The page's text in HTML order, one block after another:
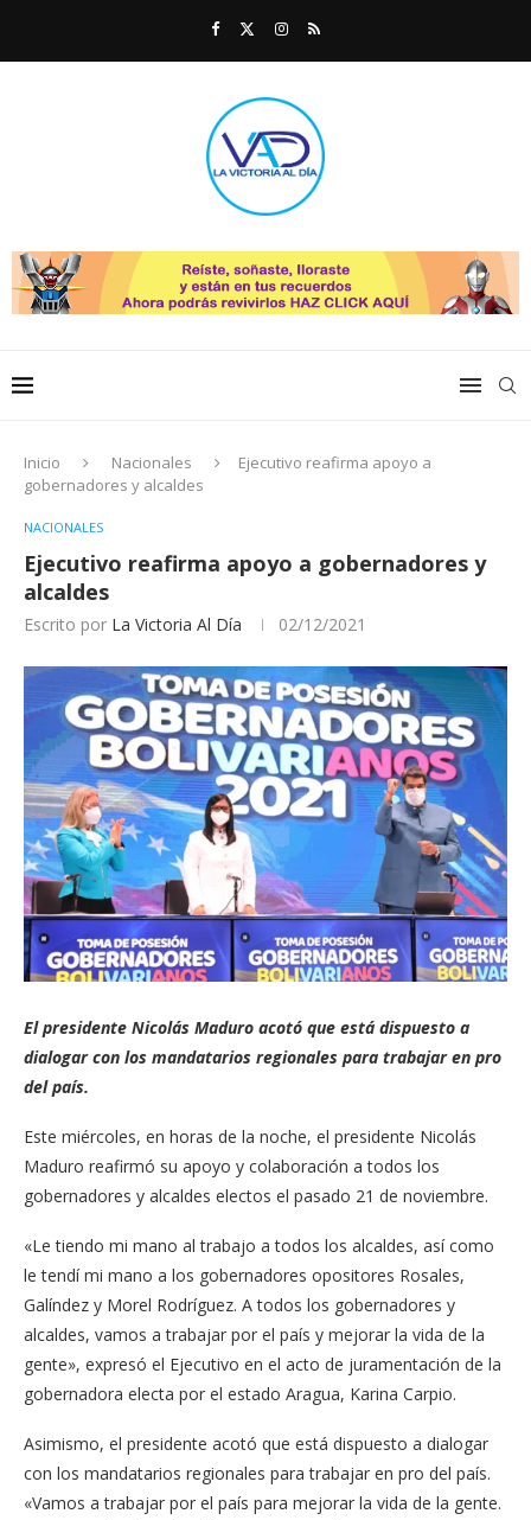
Inicio Nacionales
Ejecutivo reafirma apoyo a
gobernadores y alcaldes
NACIONALES
Ejecutivo reafirma apoyo a gobernadores y
alcaldes
Escrito por La Victoria Al Día 02/12/2021
El presidente Nicolás Maduro acotó que está dispuesto a
dialogar con los mandatarios regionales para trabajar en pro
del país.
Este miércoles, en horas de la noche, el presidente Nicolás
Maduro reafirmó su apoyo y colaboración a todos los
gobernadores y alcaldes electos el pasado 21 de noviembre.
«Le tiendo mi mano al trabajo a todos los alcaldes, así como
le tendí mi mano a los gobernadores opositores Rosales,
Galíndez y Morel Rodríguez. A todos los gobernadores y
alcaldes, vamos a trabajar por el país y mejorar la vida de la
gente», expresó el Ejecutivo en el acto de juramentación de la
gobernadora electa por el estado Aragua, Karina Carpio.
Asimismo, el presidente acotó que está dispuesto a dialogar
con los mandatarios regionales para trabajar en pro del país.
«Vamos a trabajar por el país para mejorar la vida de la gente.